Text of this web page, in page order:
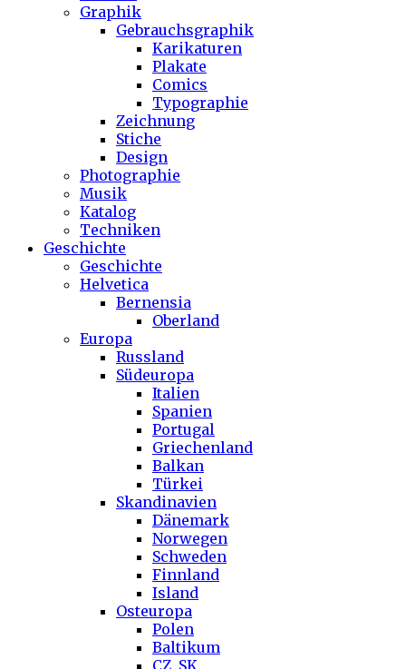
Graphik
Gebrauchsgraphik
Karikaturen
Plakate
Comics
Typographie
Zeichnung
Stiche
Design
Photographie
Musik
Katalog
Techniken
Geschichte
Geschichte
Helvetica
Bernensia
Oberland
Europa
Russland
Südeuropa
Italien
Spanien
Portugal
Griechenland
Balkan
Türkei
Skandinavien
Dänemark
Norwegen
Schweden
Finnland
Island
Osteuropa
Polen
Baltikum
CZ, SK